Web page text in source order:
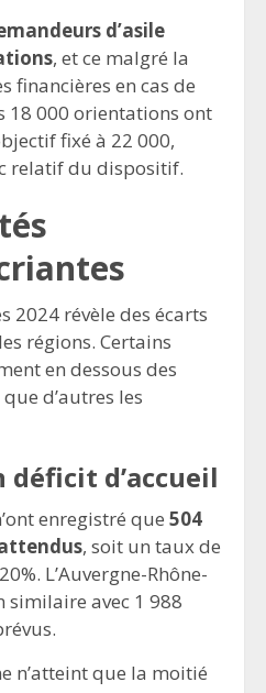
d’asile
, et ce malgré la
financières en cas de
18 000 orientations ont
fixé à 22 000,
relatif du dispositif.
2024 révèle des écarts
régions. Certains
en dessous des
d’autres les
déficit d’accueil
enregistré que 504
, soit un taux de
L’Auvergne-Rhône-
similaire avec 1 988
n’atteint que la moitié